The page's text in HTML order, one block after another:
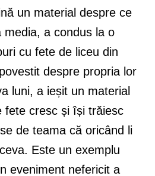
un material despre ce
a condus la o
cu fete de liceu din
despre propria lor
luni, a ieșit un material
fete cresc și își trăiesc
de teama că oricând li
Este un exemplu
eveniment nefericit a